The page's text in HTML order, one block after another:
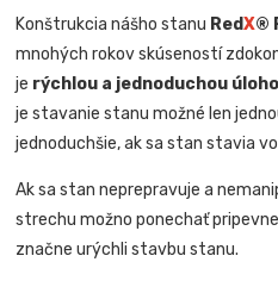
Konštrukcia nášho stanu RedX®
mnohých rokov skúseností
je rýchlou a jednoduchou
je stavanie stanu možné len
jednoduchšie, ak sa stan stavia
Ak sa stan neprepravuje a
strechu možno ponechať
značne urýchli stavbu stanu.